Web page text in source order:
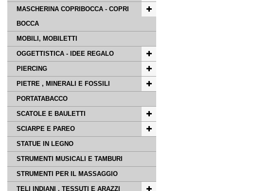
MASCHERINA COPRIBOCCA - COPRI
BOCCA
MOBILI, MOBILETTI
OGGETTISTICA - IDEE REGALO
PIERCING
PIETRE , MINERALI E FOSSILI
PORTATABACCO
SCATOLE E BAULETTI
SCIARPE E PAREO
STATUE IN LEGNO
STRUMENTI MUSICALI E TAMBURI
STRUMENTI PER IL MASSAGGIO
TELI INDIANI , TESSUTI E ARAZZI